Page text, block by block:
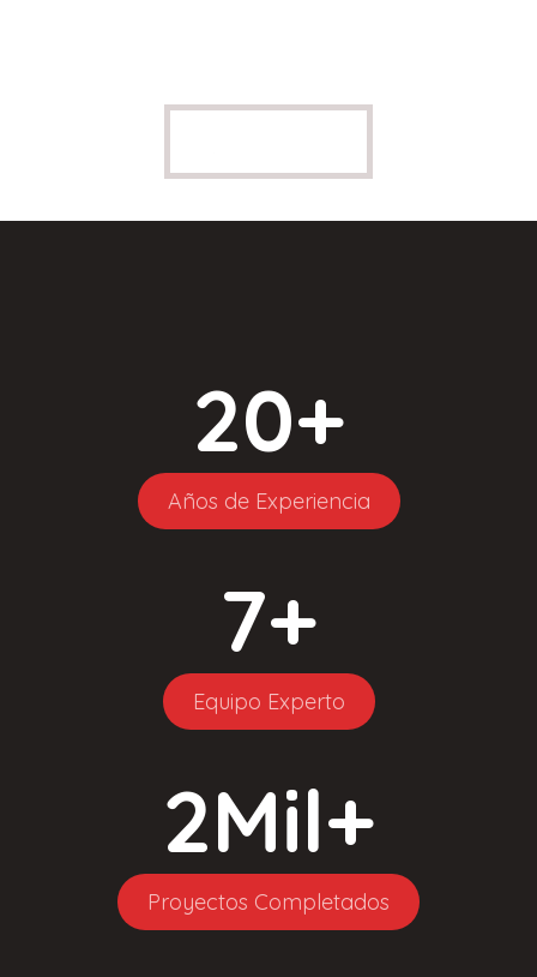
20+
Años de Experiencia
7+
Equipo Experto
2Mil+
Proyectos Completados